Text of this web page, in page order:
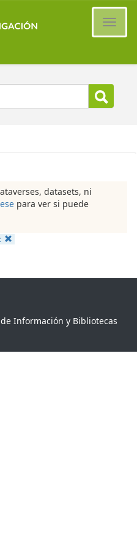
datasets, ni
para ver si puede
Información y Bibliotecas